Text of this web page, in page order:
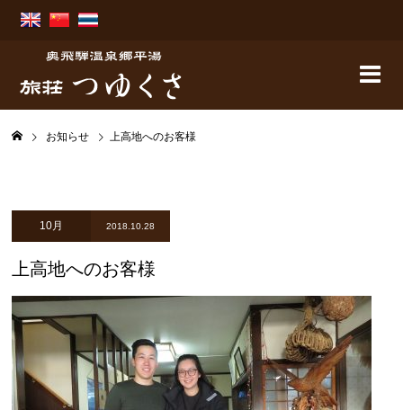
お知らせ 上高地へのお客様
10月 2018.10.28
上高地へのお客様